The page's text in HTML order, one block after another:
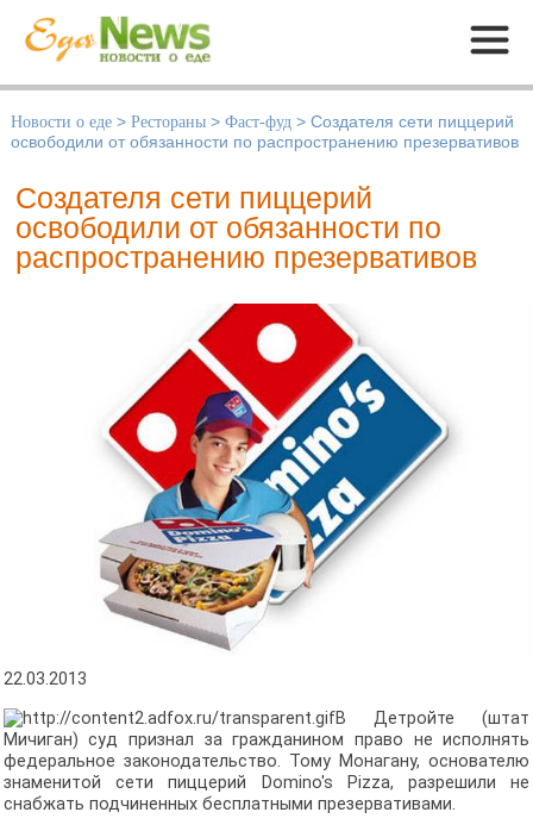
Меню
Новости о еде > Рестораны > Фаст-фуд > Создателя сети пиццерий
освободили от обязанности по распространению презервативов
Создателя сети пиццерий
освободили от обязанности по
распространению презервативов
22.03.2013
В Детройте (штат
Мичиган) суд признал за гражданином право не исполнять
федеральное законодательство. Тому Монагану, основателю
знаменитой сети пиццерий Domino's Pizza, разрешили не
снабжать подчиненных бесплатными презервативами.